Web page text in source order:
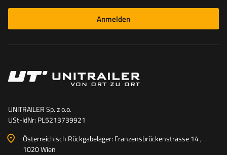
Anmelden
UNITRAILER Sp. z o.o.
USt-IdNr: PL5213739921
Österreichisch Rückgabelager: Franzensbrückenstrasse 14 ,
1020 Wien